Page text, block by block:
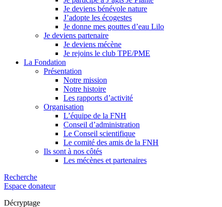
Je deviens bénévole nature
J’adopte les écogestes
Je donne mes gouttes d’eau Lilo
Je deviens partenaire
Je deviens mécène
Je rejoins le club TPE/PME
La Fondation
Présentation
Notre mission
Notre histoire
Les rapports d’activité
Organisation
L’équipe de la FNH
Conseil d’administration
Le Conseil scientifique
Le comité des amis de la FNH
Ils sont à nos côtés
Les mécènes et partenaires
Recherche
Espace donateur
Décryptage